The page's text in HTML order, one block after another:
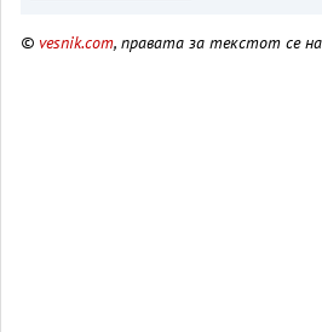
© vesnik.com, правата за текстот се